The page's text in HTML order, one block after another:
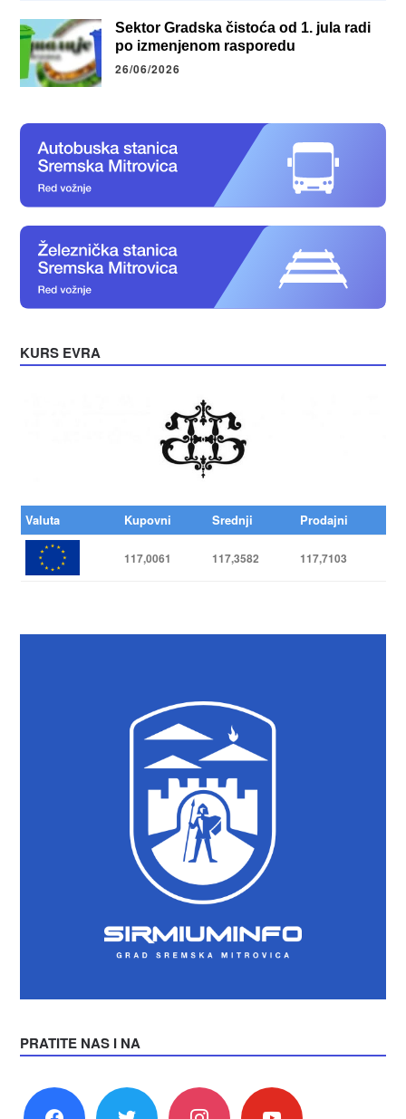
Sektor Gradska čistoća od 1. jula radi
po izmenjenom rasporedu
26/06/2026
KURS EVRA
Valuta Kupovni Srednji Prodajni
117,0061 117,3582 117,7103
PRATITE NAS I NA
facebook twitter instagram youtube